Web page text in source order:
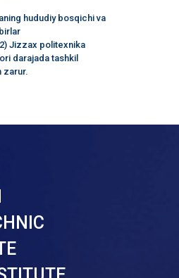
hududiy bosqichi va
Jizzax politexnika
darajada tashkil
zarur.